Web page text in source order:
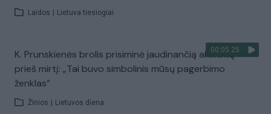
Laidos Lietuva tiesiogiai
00:05:25
K. Prunskienės brolis prisiminė jaudinančią akimirką
prieš mirtį: „Tai buvo simbolinis mūsų pagerbimo
ženklas“
Žinios Lietuvos diena